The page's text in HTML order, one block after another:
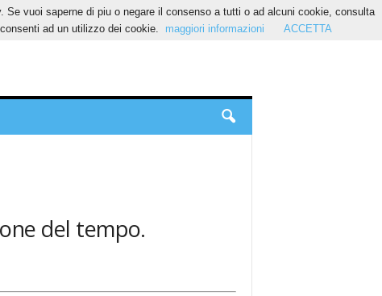
del tempo.
vuoi saperne di piu o negare il consenso a tutti o ad alcuni cookie, consulta
ad un utilizzo dei cookie.
maggiori informazioni ACCETTA